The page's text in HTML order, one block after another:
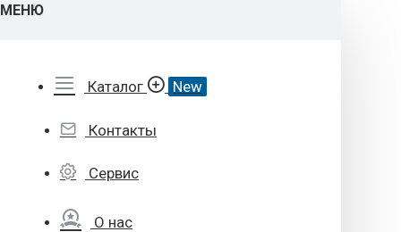
МЕНЮ
Каталог New
Контакты
Сервис
О нас